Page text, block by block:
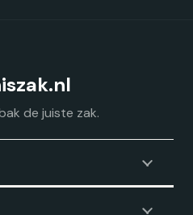
de juiste zak.